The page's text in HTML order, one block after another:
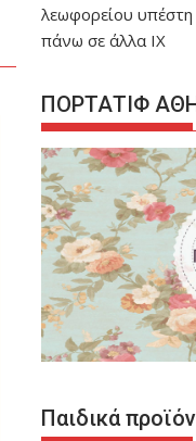
λεωφορείου
πάνω σε άλλα ΙΧ
ΠΟΡΤΑΤΙΦ
Παιδικά